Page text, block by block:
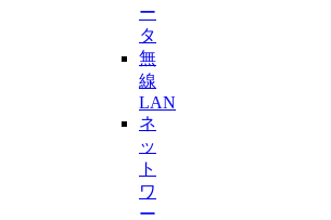
ー
タ
無
線
LAN
ネ
ッ
ト
ワ
ー